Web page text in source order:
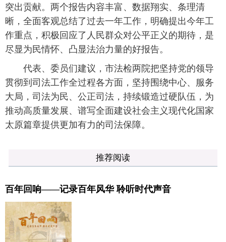
突出贡献。两个报告内容丰富、数据翔实、条理清
晰，全面客观总结了过去一年工作，明确提出今年工
作重点，积极回应了人民群众对公平正义的期待，是
尽显为民情怀、凸显法治力量的好报告。
代表、委员们建议，市法检两院把坚持党的领导
贯彻到司法工作全过程各方面，坚持围绕中心、服务
大局，司法为民、公正司法，持续锻造过硬队伍，为
推动高质量发展、谱写全面建设社会主义现代化国家
太原篇章提供更加有力的司法保障。
推荐阅读
百年回响——记录百年风华 聆听时代声音